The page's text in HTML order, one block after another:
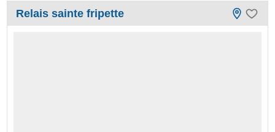
Relais sainte fripette